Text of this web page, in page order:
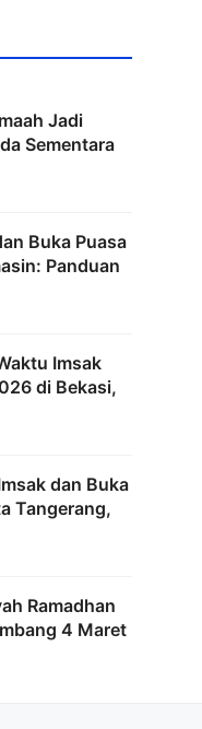
Jadi
Sementara
Buka Puasa
Panduan
Imsak
di Bekasi,
dan Buka
Tangerang,
Ramadhan
4 Maret